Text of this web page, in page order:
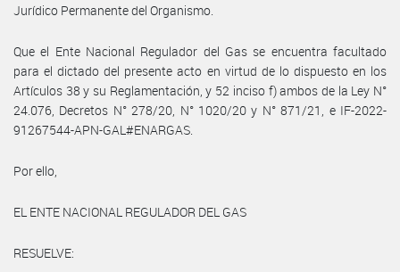
Jurídico Permanente del Organismo.
Que el Ente Nacional Regulador del Gas se encuentra facultado
para el dictado del presente acto en virtud de lo dispuesto en los
Artículos 38 y su Reglamentación, y 52 inciso f) ambos de la Ley N°
24.076, Decretos N° 278/20, N° 1020/20 y N° 871/21, e IF-2022-
91267544-APN-GAL#ENARGAS.
Por ello,
EL ENTE NACIONAL REGULADOR DEL GAS
RESUELVE: